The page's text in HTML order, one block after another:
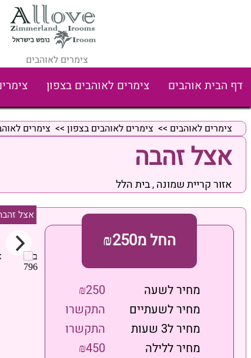
צימרים לאוהבים
דף הבית אוהבים צימרים לאוהבים בצפון
צימרים לאוהבים >> צימרים לאוהבים בצפון >> צימרים
אצל זהבה
אזור קריית שמונה ,בית הלל
החל מ₪250
מחיר לשעה
₪250
מחיר לשעתיים
התקשרו
מחיר ל3 שעות
התקשרו
מחיר ללילה
₪450
אצל